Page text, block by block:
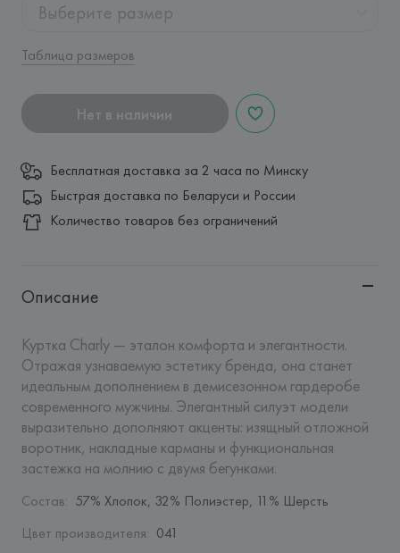
Выберите размер
Таблица размеров
Нет в наличии
Бесплатная доставка за 2 часа по Минску
Быстрая доставка по Беларуси и России
Количество товаров без ограничений
Описание
Куртка Charly — эталон комфорта и элегантности.
Отражая узнаваемую эстетику бренда, она станет
идеальным дополнением в демисезонном гардеробе
современного мужчины. Элегантный силуэт модели
выразительно дополняют акценты: изящный отложной
воротник, накладные карманы и функциональная
застежка на молнию с двумя бегунками.
Состав: 57% Хлопок, 32% Полиэстер, 11% Шерсть
Цвет производителя: 041